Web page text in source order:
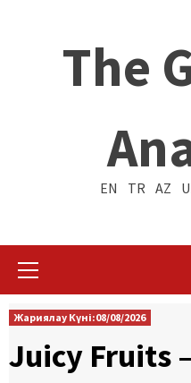
The
EN TR AZ
Жариялау Күні:08/08/2026
Juicy Fruits